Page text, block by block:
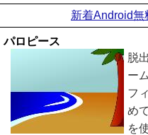
新着Android無
パロピース
脱
ー
フ
め
を